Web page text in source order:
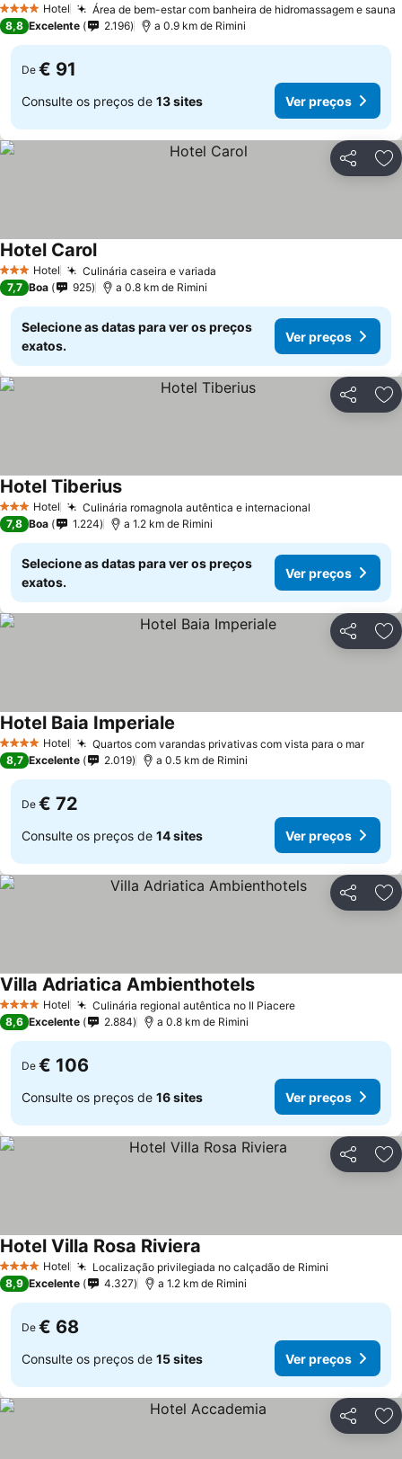
4 EstrelasHotel Área de bem-estar com banheira de hidromassagem e sauna
8,8 Excelente 2.196 a 0.9 km de Rimini
De € 91
Consulte os preços de 13 sites Ver preços
Partilhar
3 EstrelasHotel Culinária caseira e variada
Hotel Carol
7,7 Boa 925 a 0.8 km de Rimini
Selecione as datas para ver os preços
exatos.
Ver preços
Partilhar
3 EstrelasHotel Culinária romagnola autêntica e internacional
Hotel Tiberius
7,8 Boa 1.224 a 1.2 km de Rimini
Selecione as datas para ver os preços
exatos.
Ver preços
Partilhar
4 EstrelasHotel Quartos com varandas privativas com vista para o mar
Hotel Baia Imperiale
8,7 Excelente 2.019 a 0.5 km de Rimini
De € 72
Consulte os preços de 14 sites Ver preços
Partilhar
4 EstrelasHotel Culinária regional autêntica no Il Piacere
Villa Adriatica Ambienthotels
8,6 Excelente 2.884 a 0.8 km de Rimini
De € 106
Consulte os preços de 16 sites Ver preços
Partilhar
4 EstrelasHotel Localização privilegiada no calçadão de Rimini
Hotel Villa Rosa Riviera
8,9 Excelente 4.327 a 1.2 km de Rimini
De € 68
Consulte os preços de 15 sites Ver preços
Partilhar